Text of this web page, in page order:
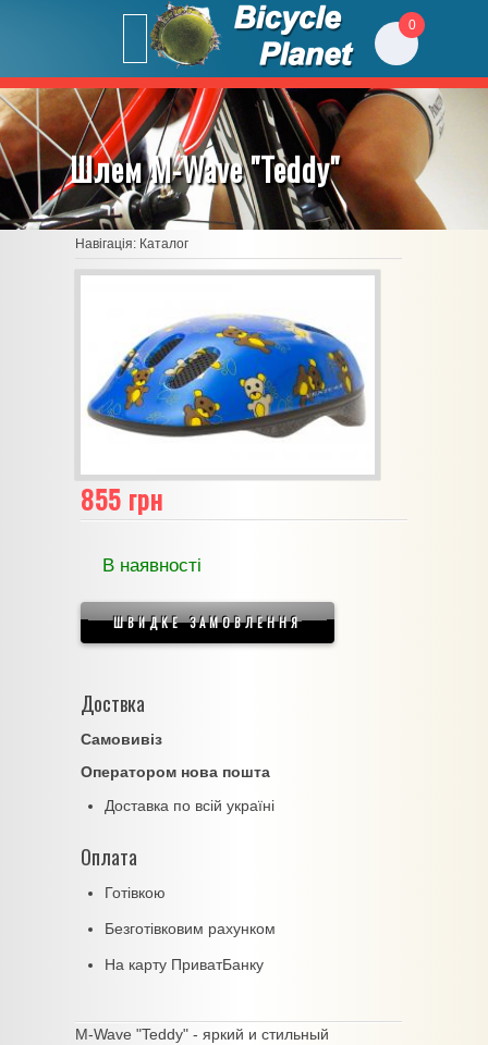
0
Шлем M-Wave "Teddy"
Навігація: Каталог
855 грн
В наявності
ШВИДКЕ ЗАМОВЛЕННЯ
Доствка
Самовивіз
Оператором нова пошта
Доставка по всій україні
Оплата
Готівкою
Безготівковим рахунком
На карту ПриватБанку
M-Wave "Teddy" - яркий и стильный